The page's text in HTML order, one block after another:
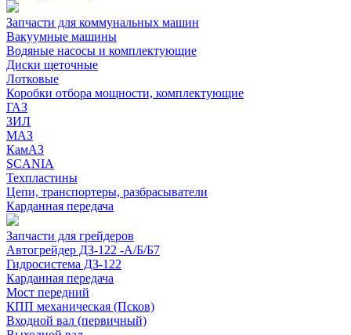
Запчасти для коммунальных машин
Вакуумные машины
Водяные насосы и комплектующие
Диски щеточные
Лотковые
Коробки отбора мощности, комплектующие
ГАЗ
ЗИЛ
МАЗ
КамАЗ
SCANIA
Техпластины
Цепи, транспортеры, разбрасыватели
Карданная передача
Запчасти для грейдеров
Автогрейдер ДЗ-122 -А/Б/Б7
Гидросистема ДЗ-122
Карданная передача
Мост передний
КПП механическая (Псков)
Входной вал (первичный)